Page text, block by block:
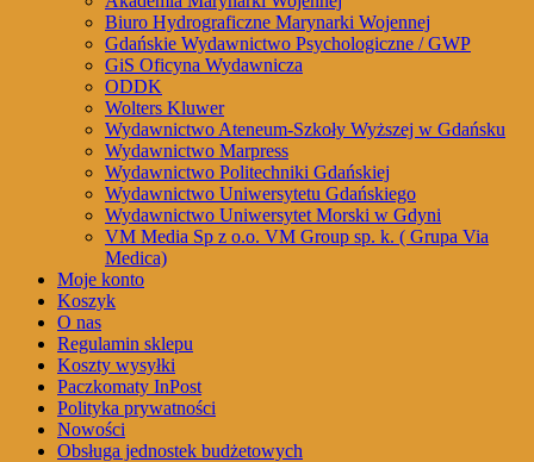
Biuro Hydrograficzne Marynarki Wojennej
Gdańskie Wydawnictwo Psychologiczne / GWP
GiS Oficyna Wydawnicza
ODDK
Wolters Kluwer
Wydawnictwo Ateneum-Szkoły Wyższej w Gdańsku
Wydawnictwo Marpress
Wydawnictwo Politechniki Gdańskiej
Wydawnictwo Uniwersytetu Gdańskiego
Wydawnictwo Uniwersytet Morski w Gdyni
VM Media Sp z o.o. VM Group sp. k. ( Grupa Via
Medica)
Moje konto
Koszyk
O nas
Regulamin sklepu
Koszty wysyłki
Paczkomaty InPost
Polityka prywatności
Nowości
Obsługa jednostek budżetowych